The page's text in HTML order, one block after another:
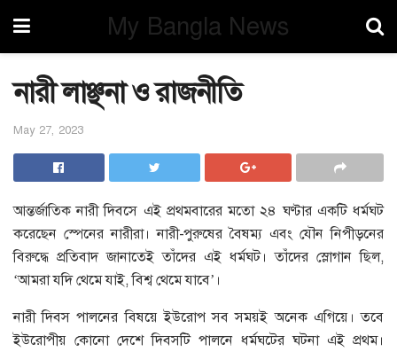
My Bangla News
নারী লাঞ্ছনা ও রাজনীতি
May 27, 2023
আন্তর্জাতিক নারী দিবসে এই প্রথমবারের মতো ২৪ ঘণ্টার একটি ধর্মঘট
করেছেন স্পেনের নারীরা। নারী-পুরুষের বৈষম্য এবং যৌন নিপীড়নের
বিরুদ্ধে প্রতিবাদ জানাতেই তাঁদের এই ধর্মঘট। তাঁদের স্লোগান ছিল,
‘আমরা যদি থেমে যাই, বিশ্ব থেমে যাবে’।
নারী দিবস পালনের বিষয়ে ইউরোপ সব সময়ই অনেক এগিয়ে। তবে
ইউরোপীয় কোনো দেশে দিবসটি পালনে ধর্মঘটের ঘটনা এই প্রথম।